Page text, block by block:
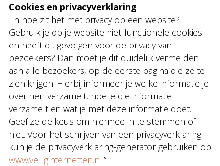
Cookies en privacyverklaring
En hoe zit het met privacy op een website?
Gebruik je op je website niet-functionele cookies
en heeft dit gevolgen voor de privacy van
bezoekers? Dan moet je dit duidelijk vermelden
aan alle bezoekers, op de eerste pagina die ze te
zien krijgen. Hierbij informeer je welke informatie je
over hen verzamelt, hoe je die informatie
verzamelt en wat je met deze informatie doet.
Geef ze de keus om hiermee in te stemmen of
niet. Voor het schrijven van een privacyverklaring
kun je de privacyverklaring-generator gebruiken op
www.veiliginternetten.nl.”